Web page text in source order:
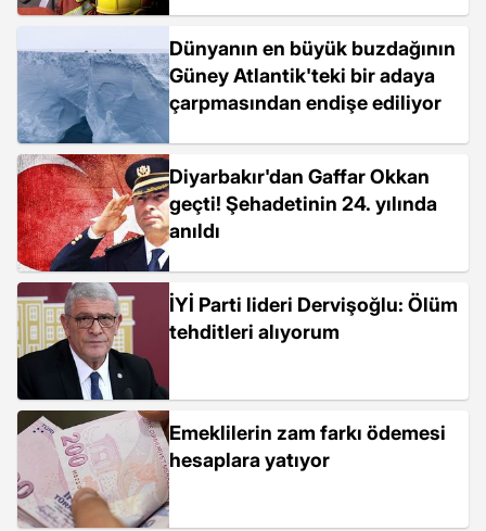
Dünyanın en büyük buzdağının
Güney Atlantik'teki bir adaya
çarpmasından endişe ediliyor
Diyarbakır'dan Gaffar Okkan
geçti! Şehadetinin 24. yılında
anıldı
İYİ Parti lideri Dervişoğlu: Ölüm
tehditleri alıyorum
Emeklilerin zam farkı ödemesi
hesaplara yatıyor